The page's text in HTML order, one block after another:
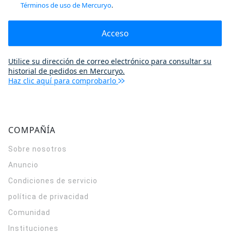
Términos de uso de Mercuryo.
Acceso
Utilice su dirección de correo electrónico para consultar su
historial de pedidos en Mercuryo.
Haz clic aquí para comprobarlo
COMPAÑÍA
Sobre nosotros
Anuncio
Condiciones de servicio
política de privacidad
Comunidad
Instituciones